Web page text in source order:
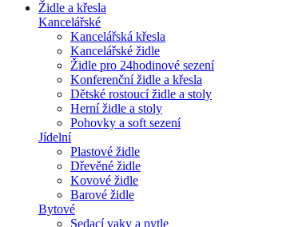
Židle a křesla
Kancelářské
Kancelářská křesla
Kancelářské židle
Židle pro 24hodinové sezení
Konferenční židle a křesla
Dětské rostoucí židle a stoly
Herní židle a stoly
Pohovky a soft sezení
Jídelní
Plastové židle
Dřevěné židle
Kovové židle
Barové židle
Bytové
Sedací vaky a pytle